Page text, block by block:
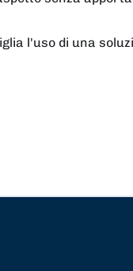
l'uso di una